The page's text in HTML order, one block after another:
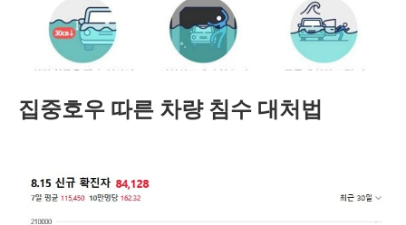
집중호우 따른 차량 침수 대처법